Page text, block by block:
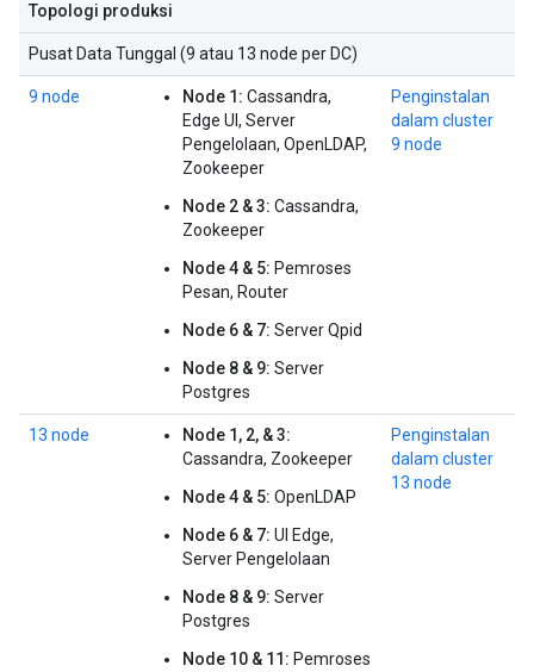
Topologi produksi
Pusat Data Tunggal (9 atau 13 node per DC)
9 node Node 1: Cassandra,
Edge UI, Server
Pengelolaan, OpenLDAP,
Zookeeper
Node 2 & 3: Cassandra,
Zookeeper
Node 4 & 5: Pemroses
Pesan, Router
Node 6 & 7: Server Qpid
Node 8 & 9: Server
Postgres
Penginstalan
dalam cluster
9 node
13 node
Node 1, 2, & 3:
Cassandra, Zookeeper
Node 4 & 5: OpenLDAP
Node 6 & 7: UI Edge,
Server Pengelolaan
Node 8 & 9: Server
Postgres
Node 10 & 11: Pemroses
Penginstalan
dalam cluster
13 node